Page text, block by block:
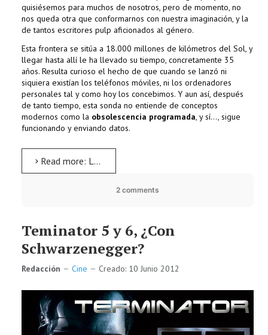
quisiésemos para muchos de nosotros, pero de momento, no
nos queda otra que conformarnos con nuestra imaginación, y la
de tantos escritores pulp aficionados al género.
Esta frontera se sitúa a 18.000 millones de kilómetros del Sol, y
llegar hasta allí le ha llevado su tiempo, concretamente 35
años. Resulta curioso el hecho de que cuando se lanzó ni
siquiera existían los teléfonos móviles, ni los ordenadores
personales tal y como hoy los concebimos. Y aun así, después
de tanto tiempo, esta sonda no entiende de conceptos
modernos como la obsolescencia programada, y sí…, sigue
funcionando y enviando datos.
Read more: La sonda Voyager 1 en busca de alienígenas
2 comments
Teminator 5 y 6, ¿Con
Schwarzenegger?
Redacción Cine Creado: 10 Junio 2012